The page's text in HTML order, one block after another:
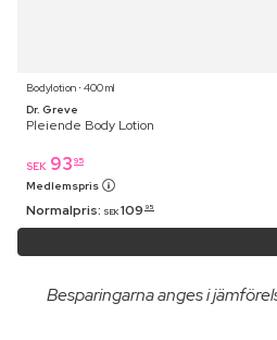
Bodylotion ⋅ 400 ml
Dr. Greve
Pleiende Body Lotion
SEK 93 95
Medlemspris
Normalpris: SEK 109 95
Besparingarna anges i